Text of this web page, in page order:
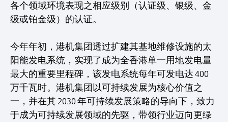
各个领域环境表现之相应级别（认证级、银级、金
级或铂金级）的认证。
今年年初，港机集团透过扩建其基地维修设施的太
阳能发电系统，实现了成为全香港单一用地发电量
最大的重要里程碑，该发电系统每年可发电达 400
万千瓦时。港机集团以可持续发展为核心价值之
一，并在其 2030 年可持续发展策略的导向下，致力
于成为可持续发展领域的先驱，带领行业迈向更绿